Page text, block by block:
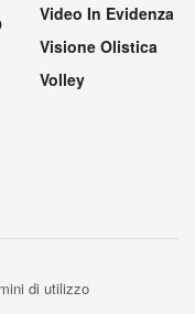
Video In Evidenza
Visione Olistica
Volley
di utilizzo